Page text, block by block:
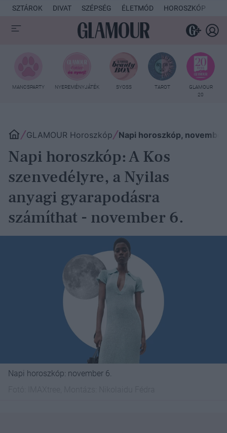
SZTÁROK DIVAT SZÉPSÉG ÉLETMÓD HOROSZKÓP
MANCSPARTY NYEREMÉNYJÁTÉK SYOSS TAROT
GLAMOUR
20
GLAMOUR Horoszkóp Napi horoszkóp,
Napi horoszkóp: A Kos
szenvedélyre, a Nyilas
anyagi gyarapodásra
számíthat - november 6.
Napi horoszkóp: november 6.